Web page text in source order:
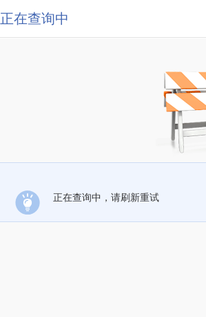
正在查询中
正在查询中，请刷新重试